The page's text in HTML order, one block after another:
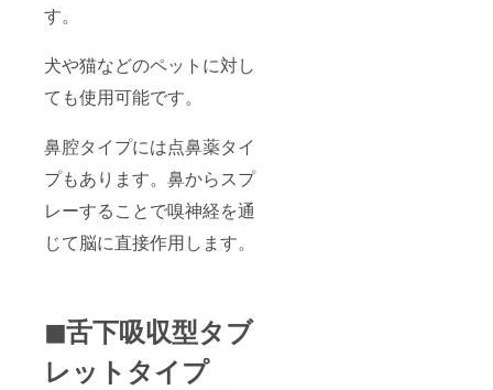
す。
犬や猫などのペットに対し
ても使用可能です。
鼻腔タイプには点鼻薬タイ
プもあります。鼻からスプ
レーすることで嗅神経を通
じて脳に直接作用します。
◼︎舌下吸収型タブ
レットタイプ